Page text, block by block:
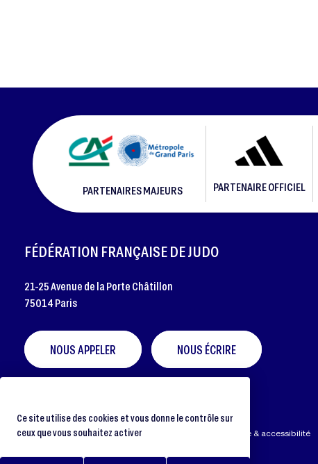
PARTENAIRES MAJEURS PARTENAIRE OFFICIEL
FOOTER
FÉDÉRATION FRANÇAISE DE JUDO
21-25 Avenue de la Porte Châtillon
75014 Paris
NOUS APPELER NOUS ÉCRIRE
Préférences cookies Protection des données Aide & accessibilité
Ce site utilise des cookies et vous donne le contrôle sur
ceux que vous souhaitez activer